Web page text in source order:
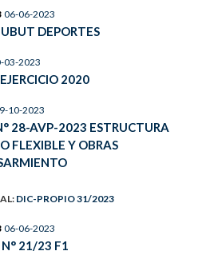
06-06-2023
DEPORTES
03-2023
2020
10-2023
28-AVP-2023 ESTRUCTURA
FLEXIBLE Y OBRAS
DIC-PROPIO 31/2023
06-06-2023
21/23 F1